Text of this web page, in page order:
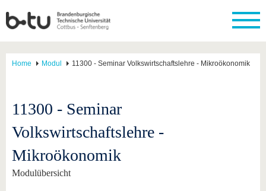
Home Modul 11300 - Seminar Volkswirtschaftslehre - Mikroökonomik
11300 - Seminar
Volkswirtschaftslehre -
Mikroökonomik
Modulübersicht